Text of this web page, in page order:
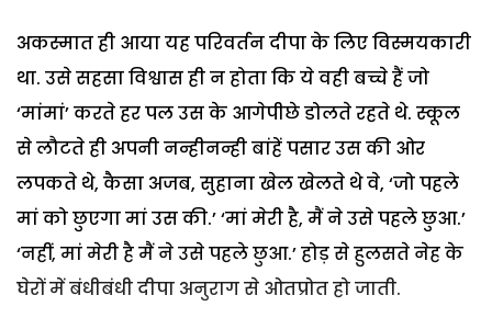
अकस्मात ही आया यह परिवर्तन दीपा के लिए विस्मयकारी
था. उसे सहसा विश्वास ही न होता कि ये वही बच्चे हैं जो
‘मांमां’ करते हर पल उस के आगेपीछे डोलते रहते थे. स्कूल
से लौटते ही अपनी नन्हीनन्ही बांहें पसार उस की ओर
लपकते थे, कैसा अजब, सुहाना खेल खेलते थे वे, ‘जो पहले
मां को छुएगा मां उस की.’ ‘मां मेरी है, मैं ने उसे पहले छुआ.’
‘नहीं, मां मेरी है मैं ने उसे पहले छुआ.’ होड़ से हुलसते नेह के
घेरों में बंधीबंधी दीपा अनुराग से ओतप्रोत हो जाती.